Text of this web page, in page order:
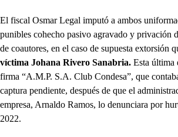
El fiscal Osmar Legal imputó a ambos
punibles cohecho pasivo agravado y privación
de coautores, en el caso de supuesta extorsión
víctima Johana Rivero Sanabria. Esta última
firma “A.M.P. S.A. Club Condesa”, que
captura pendiente, después de que el
empresa, Arnaldo Ramos, lo denunciara por
2022.